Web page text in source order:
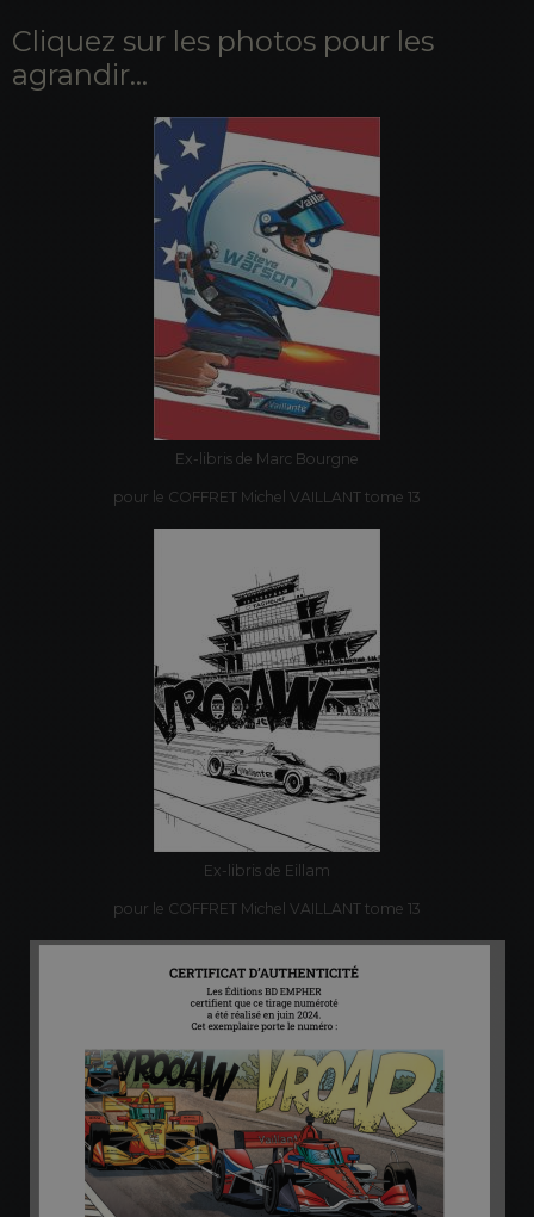
Cliquez sur les photos pour les
agrandir...
Ex-libris de Marc Bourgne
pour le COFFRET Michel VAILLANT tome 13
Ex-libris de Eillam
pour le COFFRET Michel VAILLANT tome 13